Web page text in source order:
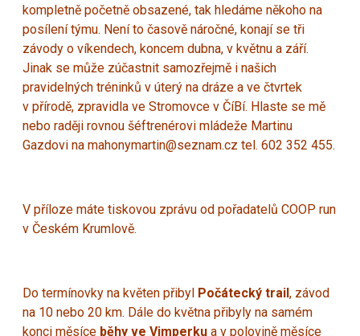
kompletně početně obsazené, tak hledáme někoho na
posílení týmu. Není to časově náročné, konají se tři
závody o víkendech, koncem dubna, v květnu a září.
Jinak se může zúčastnit samozřejmě i našich
pravidelných tréninků v úterý na dráze a ve čtvrtek
v přírodě, zpravidla ve Stromovce v ČíBí. Hlaste se mě
nebo raději rovnou šéftrenérovi mládeže Martinu
Gazdovi na mahonymartin@seznam.cz tel. 602 352 455.
V příloze máte tiskovou zprávu od pořadatelů COOP run
v Českém Krumlově.
Do termínovky na květen přibyl Počátecký trail , závod
na 10 nebo 20 km. Dále do května přibyly na samém
konci měsíce běhy ve Vimperku a v polovině měsíce